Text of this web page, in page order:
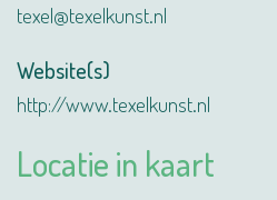
texel@texelkunst.nl
Website(s)
http://www.texelkunst.nl
Locatie in kaart